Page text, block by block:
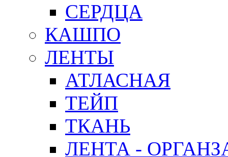
СЕРДЦА
КАШПО
ЛЕНТЫ
АТЛАСНАЯ
ТЕЙП
ТКАНЬ
ЛЕНТА -